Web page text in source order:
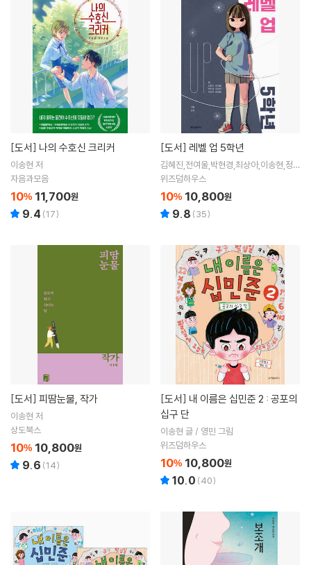
[도서] 나의 수호신 크리커
이송현 저
자음과모음
10% 11,700원
9.4 (17)
[도서] 레벨 업 5학년
김혜진,전여울,박현경,최상아,이송현,정연
철 글 / 센개 그림
위즈덤하우스
10% 10,800원
9.8 (35)
[도서] 피땀눈물, 작가
이송현 저
상도북스
10% 10,800원
9.6 (14)
[도서]
십구 단
이송현 글 / 영민 그림
위즈덤하우스
10% 10,800원
10.0 (40)